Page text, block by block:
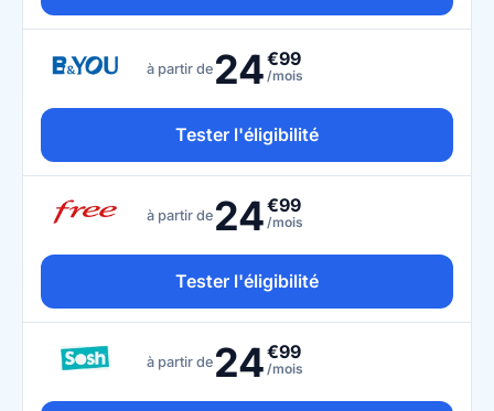
à partir de 24€99
/mois
Tester l'éligibilité
à partir de 24€99
/mois
Tester l'éligibilité
à partir de 24€99
/mois